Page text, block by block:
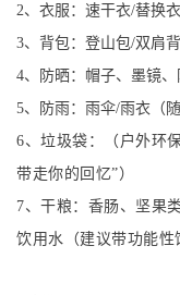
2、 衣服：速干衣/替换
3、背包：登山包/双肩
4、防晒：帽子、墨镜、
5、防雨：雨伞/雨衣（
6、垃圾袋：（户外环
带走你的回忆”）
7、干粮：香肠、坚果
饮用水（建议带功能性